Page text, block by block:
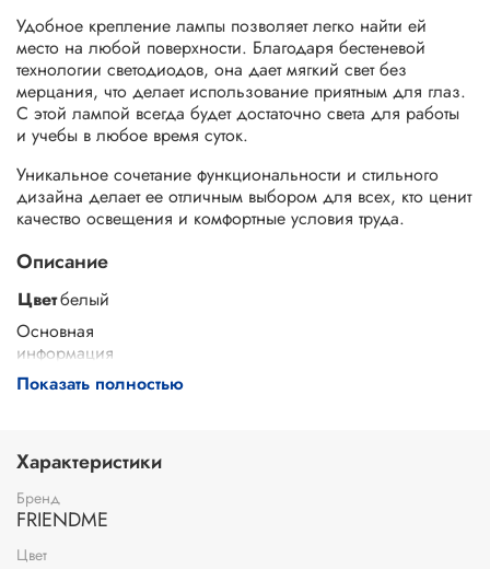
Удобное крепление лампы позволяет легко найти ей
место на любой поверхности. Благодаря бестеневой
технологии светодиодов, она дает мягкий свет без
мерцания, что делает использование приятным для глаз.
С этой лампой всегда будет достаточно света для работы
и учебы в любое время суток.
Уникальное сочетание функциональности и стильного
дизайна делает ее отличным выбором для всех, кто ценит
качество освещения и комфортные условия труда.
Описание
Основная
информация
Цветбелый
Общие характеристики
Место расположения светильника
Питание
Напряжение
Типоразмер элемента питания
Показать полностью
Характеристики
Бренд
FRIENDME
Цвет